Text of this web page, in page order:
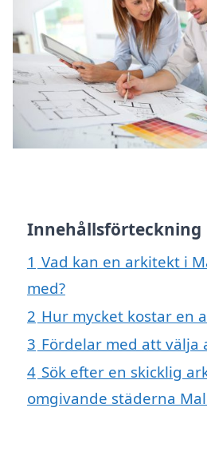
Innehållsförteckning
1 Vad kan en arkitekt i
med?
2 Hur mycket kostar en
3 Fördelar med att välja
4 Sök efter en skicklig
omgivande städerna